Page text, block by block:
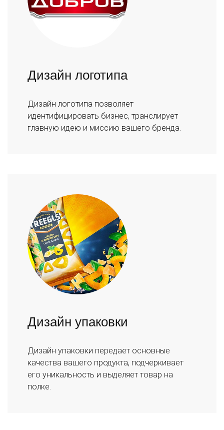
Дизайн логотипа
Дизайн логотипа позволяет
идентифицировать бизнес, транслирует
главную идею и миссию вашего бренда.
Дизайн упаковки
Дизайн упаковки передает основные
качества вашего продукта, подчеркивает
его уникальность и выделяет товар на
полке.